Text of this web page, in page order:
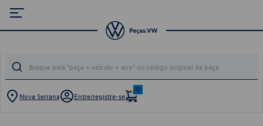
Nova Serrana Entre/registre-se
0